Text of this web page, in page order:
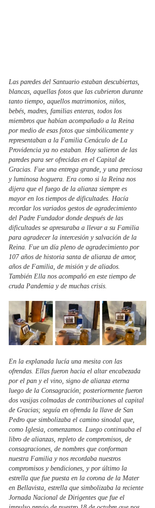
Las paredes del Santuario estaban descubiertas,
blancas, aquellas fotos que las cubrieron durante
tanto tiempo, aquellos matrimonios, niños,
bebés, madres, familias enteras, todos los
miembros que habían acompañado a la Reina
por medio de esas fotos que simbólicamente y
representaban a la Familia Cenáculo de La
Providencia ya no estaban. Hoy salieron de las
paredes para ser ofrecidas en el Capital de
Gracias. Fue una entrega grande, y una preciosa
y luminosa hoguera. Era como si la Reina nos
dijera que el fuego de la alianza siempre es
mayor en los tiempos de dificultades. Hacía
recordar los variados gestos de agradecimiento
del Padre Fundador donde después de las
dificultades se apresuraba a llevar a su Familia
para agradecer la intercesión y salvación de la
Reina. Fue un día pleno de agradecimiento por
107 años de historia santa de alianza de amor,
años de Familia, de misión y de aliados.
También Ella nos acompañó en este tiempo de
cruda Pandemia y de muchas crisis.
En la explanada lucía una mesita con las
ofrendas. Ellas fueron hacia el altar encabezada
por el pan y el vino, signo de alianza eterna
luego de la Consagración; posteriormente fueron
dos vasijas colmadas de contribuciones al capital
de Gracias; seguía en ofrenda la llave de San
Pedro que simbolizaba el camino sinodal que,
como Iglesia, comenzamos. Luego continuaba el
libro de alianzas, repleto de compromisos, de
consagraciones, de nombres que conforman
nuestra Familia y nos recordaba nuestros
compromisos y bendiciones, y por último la
estrella que fue puesta en la corona de la Mater
en Bellavista, estrella que simbolizaba la reciente
Jornada Nacional de Dirigentes que fue el